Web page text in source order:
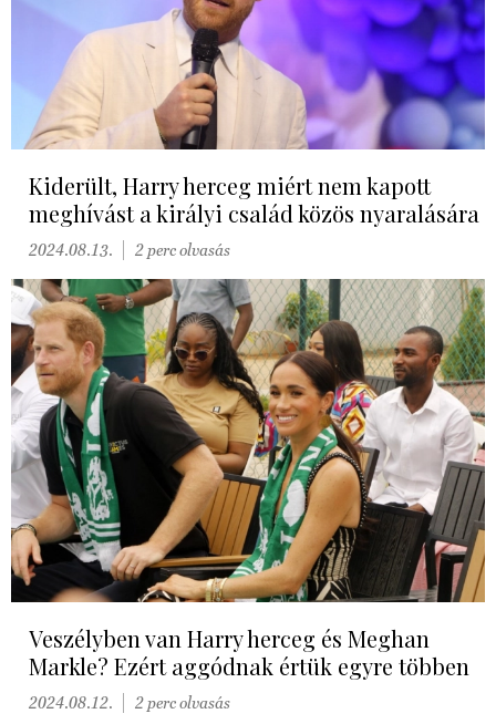
Kiderült, Harry herceg miért nem kapott
meghívást a királyi család közös nyaralására
2024.08.13. 2 perc olvasás
Veszélyben van Harry herceg és Meghan
Markle? Ezért aggódnak értük egyre többen
2024.08.12. 2 perc olvasás